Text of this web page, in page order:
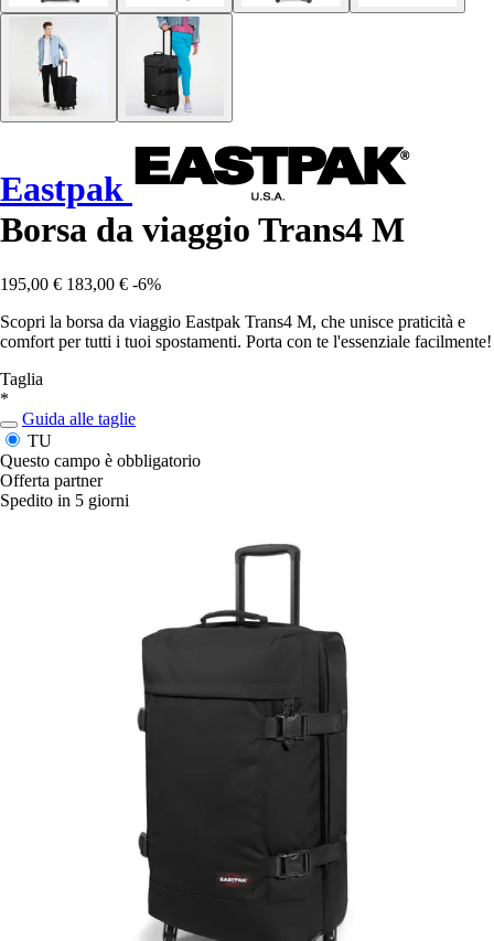
Eastpak
Borsa da viaggio Trans4 M
195,00 € 183,00 € -6%
Scopri la borsa da viaggio Eastpak Trans4 M, che unisce praticità e
comfort per tutti i tuoi spostamenti. Porta con te l'essenziale facilmente!
Taglia
*
Guida alle taglie
TU
Questo campo è obbligatorio
Offerta partner
Spedito in 5 giorni